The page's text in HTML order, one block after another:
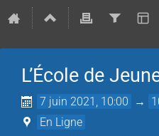
L’École de
7 juin 2021, 10:00 →
En Ligne